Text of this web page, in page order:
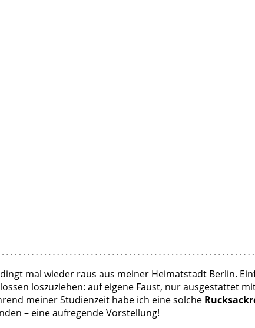
mal wieder raus aus meiner Heimatstadt Berlin.
loszuziehen: auf eigene Faust, nur ausgestattet
meiner Studienzeit habe ich eine solche
– eine aufregende Vorstellung!